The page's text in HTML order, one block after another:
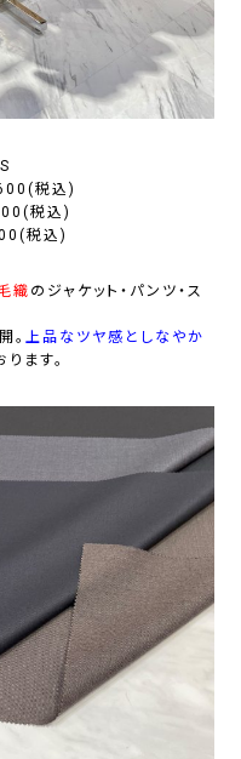
税込)
税込)
税込)
織 のジャケット・パンツ・ス
。上品なツヤ感としなやか
ります。